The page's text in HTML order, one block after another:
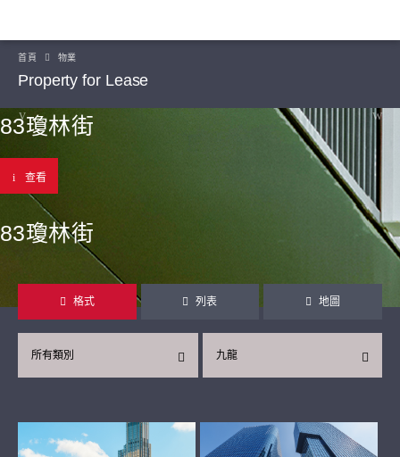
首頁 物業
Property for Lease
83瓊林街
查看
83瓊林街
格式 列表 地圖
九龍
所有類別